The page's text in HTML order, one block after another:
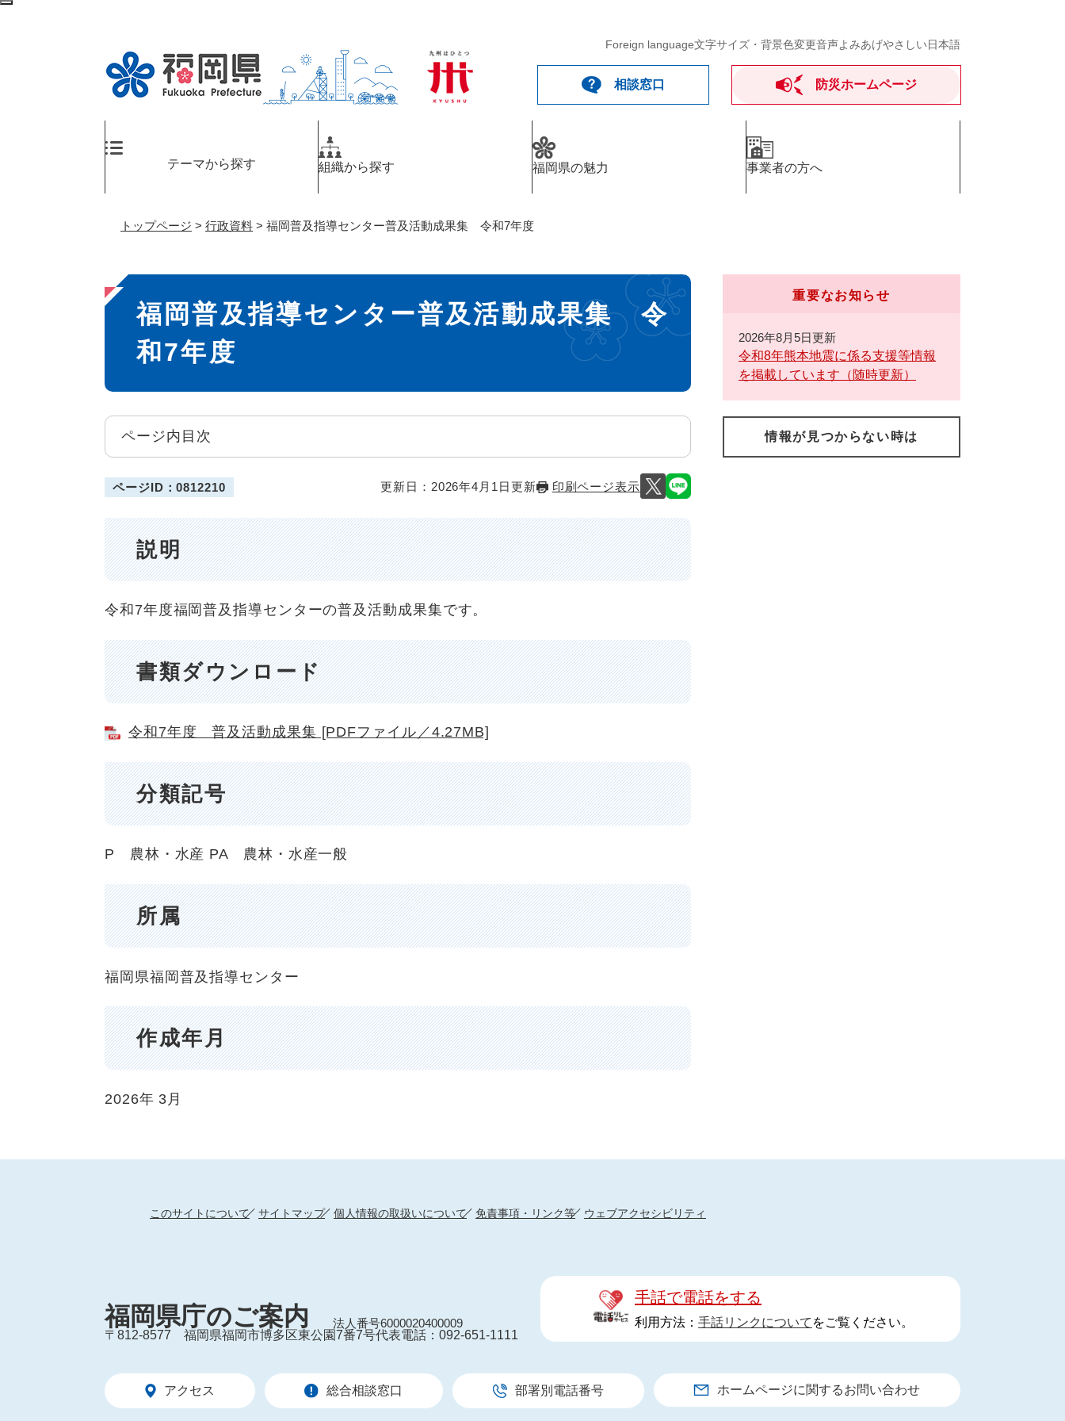
ペ
メ
Foreign language文字サイズ・背景色変更音声よみあげやさしい日本語
相談窓口 防災ホームページ
テーマから探す 組織から探す 福岡県の魅力 事業者の方へ
トップページ > 行政資料 > 福岡普及指導センター普及活動成果集 令和7年度
本
文
福岡普及指導センター普及活動成果集 令
和7年度
ページ内目次
ページID：0812210 更新日：2026年4月1日更新 印刷ページ表示
説明
令和7年度福岡普及指導センターの普及活動成果集です。
書類ダウンロード
令和7年度 普及活動成果集 [PDFファイル／4.27MB]
分類記号
P 農林・水産 PA 農林・水産一般
所属
福岡県福岡普及指導センター
作成年月
2026年 3月
重要なお知らせ
2026年8月5日更新
令和8年熊本地震に係る支援等情報
を掲載しています（随時更新）
情報が見つからない時は
このサイトについて サイトマップ 個人情報の取扱いについて 免責事項・リンク等 ウェブアクセシビリティ
福岡県庁のご案内
法人番号6000020400009
〒812-8577
福岡県福岡市博多区東公園7番7号代表電話：092-651-1111
手話で電話をする
利用方法： 手話リンクについて をご覧ください。
アクセス 総合相談窓口 部署別電話番号 ホームページに関するお問い合わせ